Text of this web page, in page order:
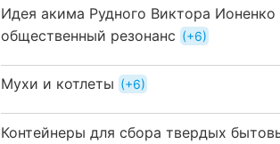
Идея акима Рудного Виктора Ионенко
общественный резонанс
+6
Мухи и котлеты +6
Контейнеры для сбора твердых